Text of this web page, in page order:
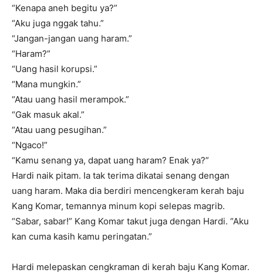
“Kenapa aneh begitu ya?”
“Aku juga nggak tahu.”
“Jangan-jangan uang haram.”
“Haram?”
“Uang hasil korupsi.”
“Mana mungkin.”
“Atau uang hasil merampok.”
“Gak masuk akal.”
“Atau uang pesugihan.”
“Ngaco!”
“Kamu senang ya, dapat uang haram? Enak ya?”
Hardi naik pitam. Ia tak terima dikatai senang dengan
uang haram. Maka dia berdiri mencengkeram kerah baju
Kang Komar, temannya minum kopi selepas magrib.
“Sabar, sabar!” Kang Komar takut juga dengan Hardi. “Aku
kan cuma kasih kamu peringatan.”
Hardi melepaskan cengkraman di kerah baju Kang Komar.